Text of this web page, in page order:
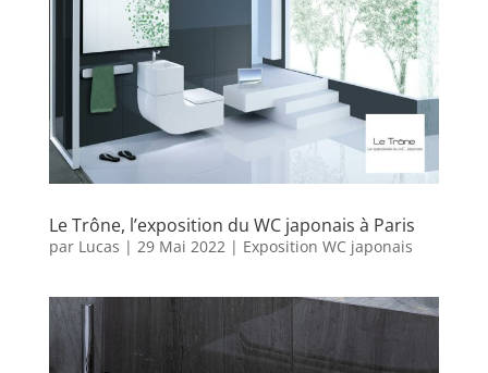
Le Trône, l’exposition du WC japonais à Paris
par Lucas | 29 Mai 2022| Exposition WC japonais